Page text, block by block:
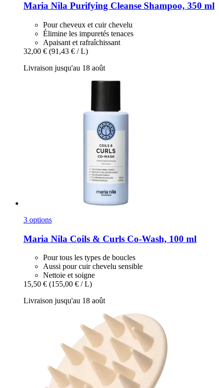
Maria Nila Purifying Cleanse Shampoo, 350 ml
Pour cheveux et cuir chevelu
Élimine les impuretés tenaces
Apaisant et rafraîchissant
32,00 € (91,43 € / L)
Livraison jusqu'au 18 août
3 options
Maria Nila Coils & Curls Co-​Wash, 100 ml
Pour tous les types de boucles
Aussi pour cuir chevelu sensible
Nettoie et soigne
15,50 € (155,00 € / L)
Livraison jusqu'au 18 août